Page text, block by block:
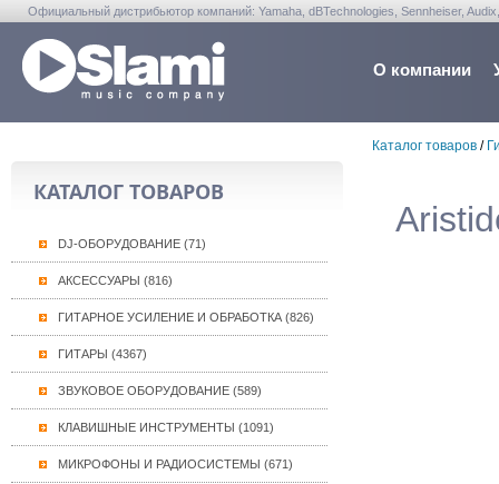
Официальный дистрибьютор компаний: Yamaha, dBTechnologies, Sennheiser,
О компании
КАТАЛОГ ТОВАРОВ
DJ-ОБОРУДОВАНИЕ (71)
АКСЕССУАРЫ (816)
ГИТАРНОЕ УСИЛЕНИЕ И ОБРАБОТКА (826)
ГИТАРЫ (4367)
ЗВУКОВОЕ ОБОРУДОВАНИЕ (589)
КЛАВИШНЫЕ ИНСТРУМЕНТЫ (1091)
МИКРОФОНЫ И РАДИОСИСТЕМЫ (671)
Каталог товаров/